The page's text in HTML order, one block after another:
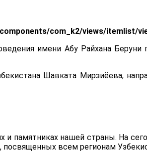
com_k2/views/itemlist/
имени Абу Райхана Беруни
Шавката Мирзиёева,
и памятниках нашей страны. На
всем регионам